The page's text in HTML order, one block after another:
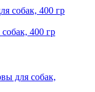
400 гр